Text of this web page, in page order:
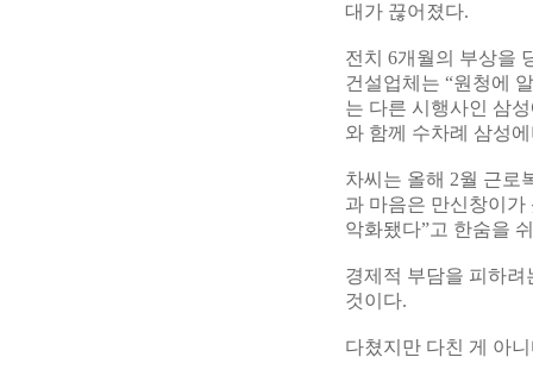
대가 끊어졌다.
전치 6개월의 부상을
건설업체는 “원청에
는 다른 시행사인 삼
와 함께 수차례 삼성
차씨는 올해 2월 근로
과 마음은 만신창이
악화됐다”고 한숨을
경제적 부담을 피하
것이다.
다쳤지만 다친 게 아